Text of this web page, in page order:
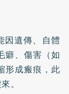
因遺傳、自體
癖、傷害（如
形成瘢痕，此
。